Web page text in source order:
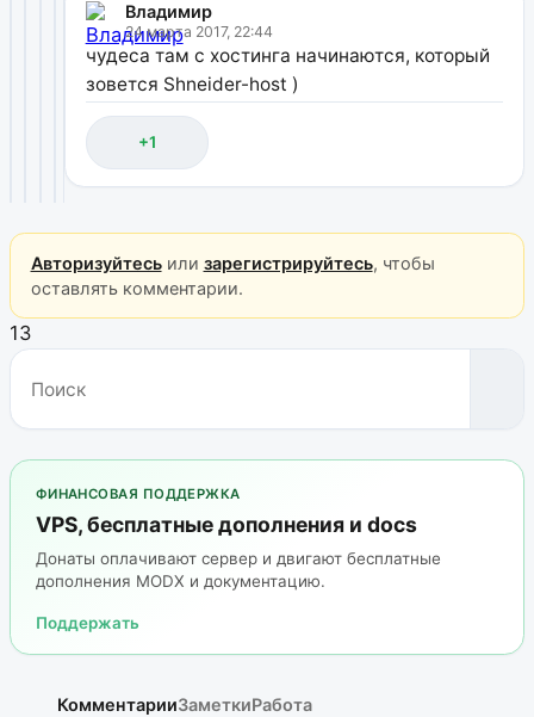
Владимир
24 марта 2017, 22:44
чудеса там с хостинга начинаются, который
зовется Shneider-host )
+1
Авторизуйтесьили зарегистрируйтесь, чтобы
оставлять комментарии.
13
ФИНАНСОВАЯ ПОДДЕРЖКА
VPS, бесплатные дополнения и docs
Донаты оплачивают сервер и двигают бесплатные
дополнения MODX и документацию.
Поддержать
КомментарииЗаметкиРабота